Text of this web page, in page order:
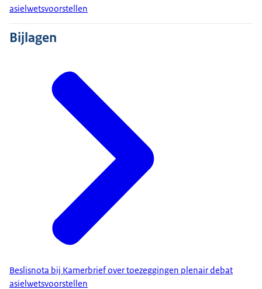
asielwetsvoorstellen
Bijlagen
Beslisnota bij Kamerbrief over toezeggingen plenair debat
asielwetsvoorstellen